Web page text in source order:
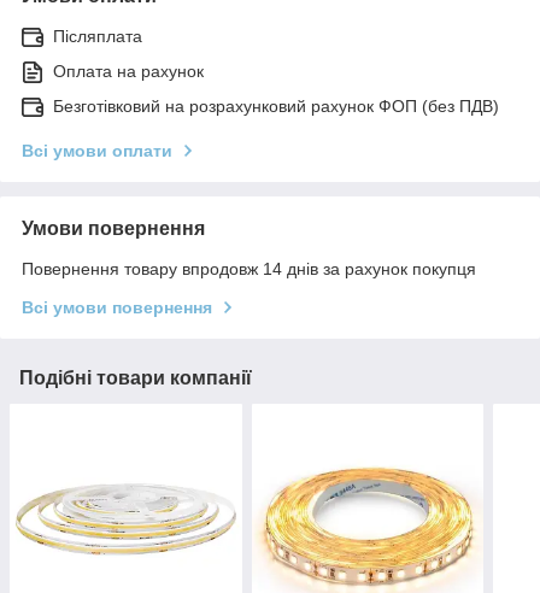
Післяплата
Оплата на рахунок
Безготівковий на розрахунковий рахунок ФОП (без ПДВ)
Всі умови оплати
Умови повернення
Повернення товару впродовж 14 днів за рахунок покупця
Всі умови повернення
Подібні товари компанії